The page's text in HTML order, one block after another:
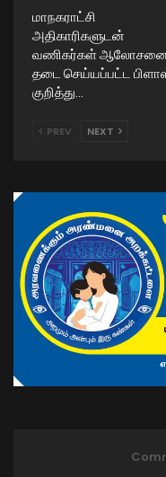
மாநகராட்சி
அதிகாரிகளுடன்
வணிகர்கள்
தடை செய்யப்பட்ட
குறித்து…
PREV NEXT